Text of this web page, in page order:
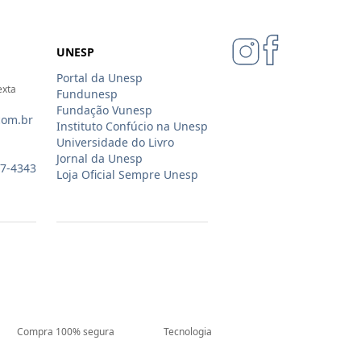
4343
UNESP
Portal da Unesp
Fundunesp
Fundação Vunesp
Instituto Confúcio na Unesp
Universidade do Livro
Jornal da Unesp
Loja Oficial Sempre Unesp
Compra 100% segura Tecnologia